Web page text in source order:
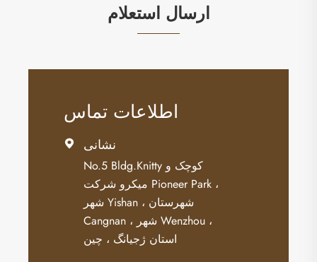
ارسال استعلام
اطلاعات تماس
 نشانی
No.5 Bldg.Knitty کوچک و
میکرو شرکت Pioneer Park ،
شهر Yishan ، شهرستان
Cangnan ، شهر Wenzhou ،
استان ژجیانگ ، چین